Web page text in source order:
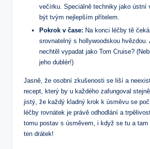
večírku. Speciálně techniky jako ústní
být tvým nejlepším přítelem.
Pokrok v čase: Na konci léčby tě
srovnatelný s hollywoodskou hvězdou.
nechtěl vypadat jako Tom Cruise?
jeho dublér!)
Jasně, že osobní zkušenosti se liší a
recept, který by u každého zafungoval
jistý, že každý kladný krok k úsměvu se
léčby rovnátek je právě odhodlání a
tomu postav s úsměvem, i když se tu a tam
ten drátek!